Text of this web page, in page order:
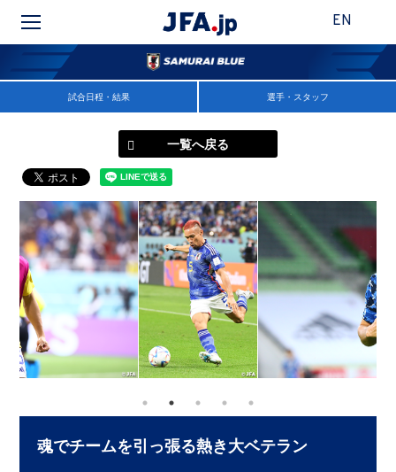
EN
試合日程・結果 選手・スタッフ
一覧へ戻る
魂でチームを引っ張る熱き大ベテラン